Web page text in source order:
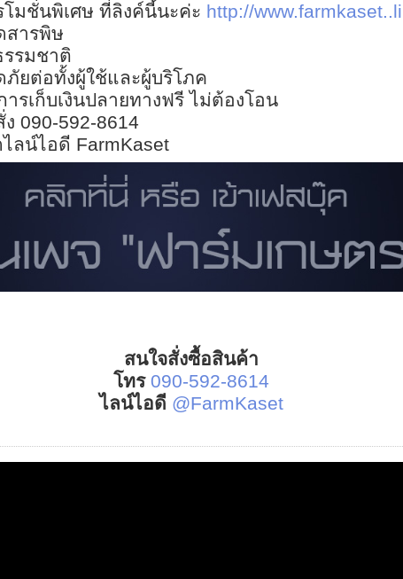
โมชั่นพิเศษ ที่ลิงค์นี้นะค่ะ http://
สารพิษ
รรมชาติ
ภัยต่อทั้งผู้ใช้และผู้บริโภค
ารเก็บเงินปลายทางฟรี ไม่ต้องโอน
ง 090-592-8614
ลน์ไอดี FarmKaset
สนใจสั่งซื้อสินค้า
โทร 090-592-8614
ไลน์ไอดี @FarmKaset